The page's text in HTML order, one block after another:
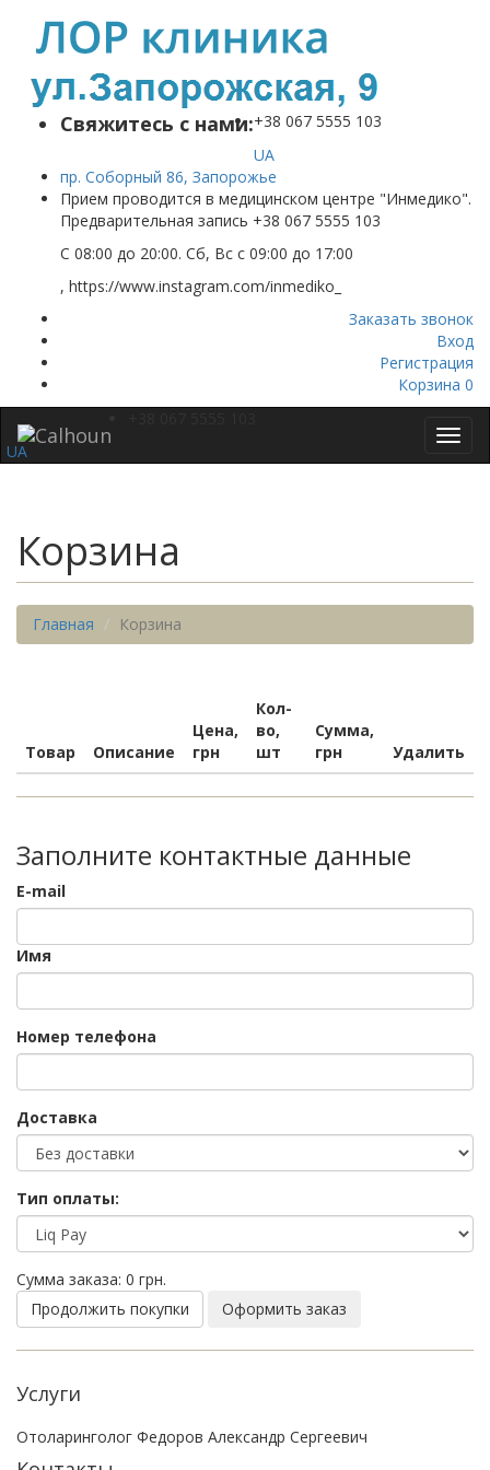
Свяжитесь с нами:+38 067 5555 103
UA
пр. Соборный 86, Запорожье
Прием проводится в медицинском центре "Инмедико".
Предварительная запись +38 067 5555 103
C 08:00 до 20:00. Cб, Вс с 09:00 до 17:00
, https://www.instagram.com/inmediko_
Заказать звонок
Вход
Регистрация
Корзина 0
UA
Корзина
Главная Корзина
Товар Описание
Цена,
грн
Кол-
во,
шт
Сумма,
грн
Удалить
Заполните контактные данные
E-mail
Имя
Номер телефона
Доставка
Тип оплаты:
Сумма заказа: 0 грн.
Продолжить покупки
Оформить заказ
Услуги
Отоларинголог Федоров Александр Сергеевич